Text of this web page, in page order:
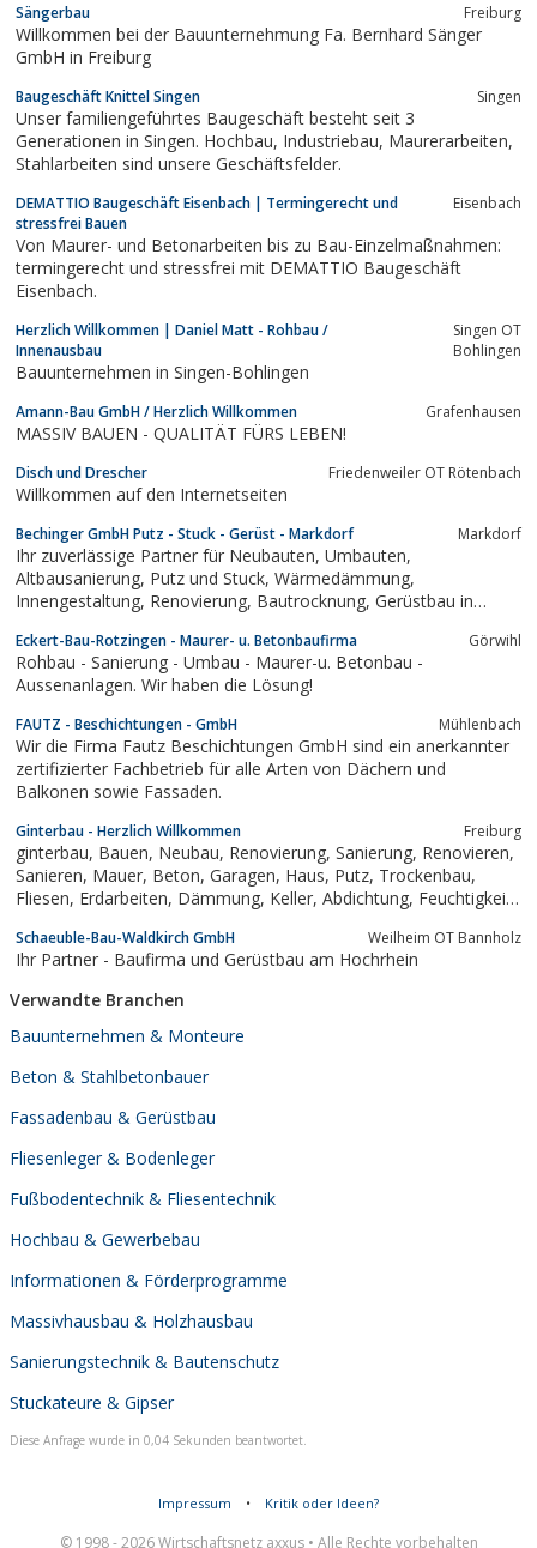
Sängerbau Freiburg
Willkommen bei der Bauunternehmung Fa. Bernhard Sänger
GmbH in Freiburg
Baugeschäft Knittel Singen Singen
Unser familiengeführtes Baugeschäft besteht seit 3
Generationen in Singen. Hochbau, Industriebau, Maurerarbeiten,
Stahlarbeiten sind unsere Geschäftsfelder.
DEMATTIO Baugeschäft Eisenbach | Termingerecht und
stressfrei Bauen
Eisenbach
Von Maurer- und Betonarbeiten bis zu Bau-Einzelmaßnahmen:
termingerecht und stressfrei mit DEMATTIO Baugeschäft
Eisenbach.
Herzlich Willkommen | Daniel Matt - Rohbau /
Innenausbau
Singen OT
Bohlingen
Bauunternehmen in Singen-Bohlingen
Amann-Bau GmbH / Herzlich Willkommen Grafenhausen
MASSIV BAUEN - QUALITÄT FÜRS LEBEN!
Disch und Drescher Friedenweiler OT Rötenbach
Willkommen auf den Internetseiten
Bechinger GmbH Putz - Stuck - Gerüst - Markdorf Markdorf
Ihr zuverlässige Partner für Neubauten, Umbauten,
Altbausanierung, Putz und Stuck, Wärmedämmung,
Innengestaltung, Renovierung, Bautrocknung, Gerüstbau in
Eckert-Bau-Rotzingen - Maurer- u. Betonbaufirma Görwihl
Rohbau - Sanierung - Umbau - Maurer-u. Betonbau -
Aussenanlagen. Wir haben die Lösung!
FAUTZ - Beschichtungen - GmbH Mühlenbach
Wir die Firma Fautz Beschichtungen GmbH sind ein anerkannter
zertifizierter Fachbetrieb für alle Arten von Dächern und
Balkonen sowie Fassaden.
Ginterbau - Herzlich Willkommen Freiburg
ginterbau, Bauen, Neubau, Renovierung, Sanierung, Renovieren,
Sanieren, Mauer, Beton, Garagen, Haus, Putz, Trockenbau,
Fliesen, Erdarbeiten, Dämmung, Keller, Abdichtung, Feuchtigkeit,
Schaeuble-Bau-Waldkirch GmbH Weilheim OT Bannholz
Ihr Partner - Baufirma und Gerüstbau am Hochrhein
Verwandte Branchen
Bauunternehmen & Monteure
Beton & Stahlbetonbauer
Fassadenbau & Gerüstbau
Fliesenleger & Bodenleger
Fußbodentechnik & Fliesentechnik
Hochbau & Gewerbebau
Informationen & Förderprogramme
Massivhausbau & Holzhausbau
Sanierungstechnik & Bautenschutz
Stuckateure & Gipser
Diese Anfrage wurde in 0,04 Sekunden beantwortet.
Impressum • Kritik oder Ideen?
© 1998 - 2026 Wirtschaftsnetz axxus • Alle Rechte vorbehalten